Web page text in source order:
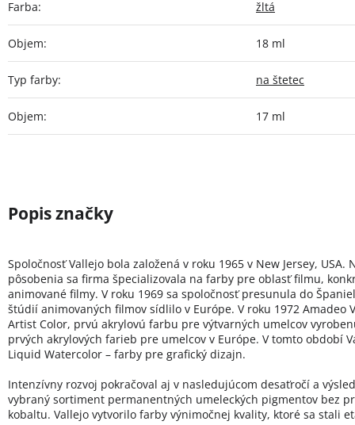
Farba: žltá
Objem: 18 ml
Typ farby: na štetec
Objem: 17 ml
Spoločnosť Vallejo bola založená v roku 1965 v New Jersey, USA.
pôsobenia sa firma špecializovala na farby pre oblasť filmu,
animované filmy. V roku 1969 sa spoločnosť presunula do
štúdií animovaných filmov sídlilo v Európe. V roku 1972 Amadeo
Artist Color, prvú akrylovú farbu pre výtvarných umelcov
prvých akrylových farieb pre umelcov v Európe. V tomto období
Liquid Watercolor – farby pre grafický dizajn.
Intenzívny rozvoj pokračoval aj v nasledujúcom desaťročí a
vybraný sortiment permanentných umeleckých pigmentov bez
kobaltu. Vallejo vytvorilo farby výnimočnej kvality, ktoré sa stali